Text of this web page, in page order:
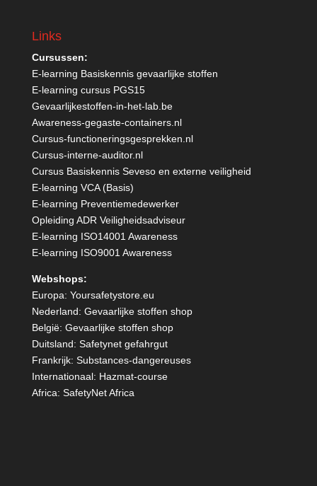
Links
Cursussen:
E-learning Basiskennis gevaarlijke stoffen
E-learning cursus PGS15
Gevaarlijkestoffen-in-het-lab.be
Awareness-gegaste-containers.nl
Cursus-functioneringsgesprekken.nl
Cursus-interne-auditor.nl
Cursus Basiskennis Seveso en externe veiligheid
E-learning VCA (Basis)
E-learning Preventiemedewerker
Opleiding ADR Veiligheidsadviseur
E-learning ISO14001 Awareness
E-learning ISO9001 Awareness
Webshops:
Europa: Yoursafetystore.eu
Nederland: Gevaarlijke stoffen shop
België: Gevaarlijke stoffen shop
Duitsland: Safetynet gefahrgut
Frankrijk: Substances-dangereuses
Internationaal: Hazmat-course
Africa: SafetyNet Africa